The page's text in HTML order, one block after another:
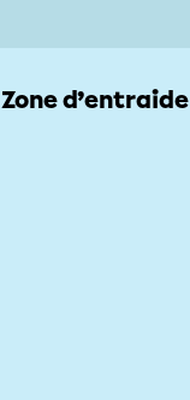
Zone d’entraide